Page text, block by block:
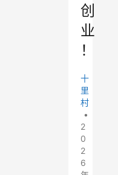
创
业
！
十
里
村
•
2
0
2
6